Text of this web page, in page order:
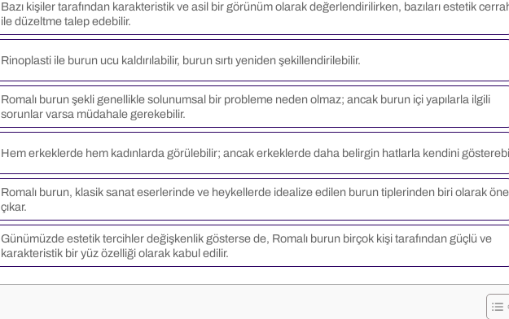
Bazı kişiler tarafından karakteristik ve asil bir görünüm olarak değerlendirilirken, bazıları estetik
ile düzeltme talep edebilir.
Rinoplasti ile burun ucu kaldırılabilir, burun sırtı yeniden şekillendirilebilir.
Romalı burun şekli genellikle solunumsal bir probleme neden olmaz; ancak burun içi yapılarla ilgili
sorunlar varsa müdahale gerekebilir.
Hem erkeklerde hem kadınlarda görülebilir; ancak erkeklerde daha belirgin hatlarla kendini
Romalı burun, klasik sanat eserlerinde ve heykellerde idealize edilen burun tiplerinden biri olarak öne
çıkar.
Günümüzde estetik tercihler değişkenlik gösterse de, Romalı burun birçok kişi tarafından güçlü ve
karakteristik bir yüz özelliği olarak kabul edilir.